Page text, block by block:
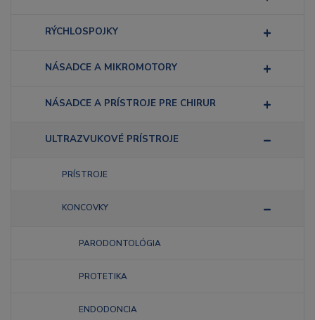
RÝCHLOSPOJKY
NÁSADCE A MIKROMOTORY
NÁSADCE A PRÍSTROJE PRE CHIRUR
ULTRAZVUKOVÉ PRÍSTROJE
PRÍSTROJE
KONCOVKY
PARODONTOLÓGIA
PROTETIKA
ENDODONCIA